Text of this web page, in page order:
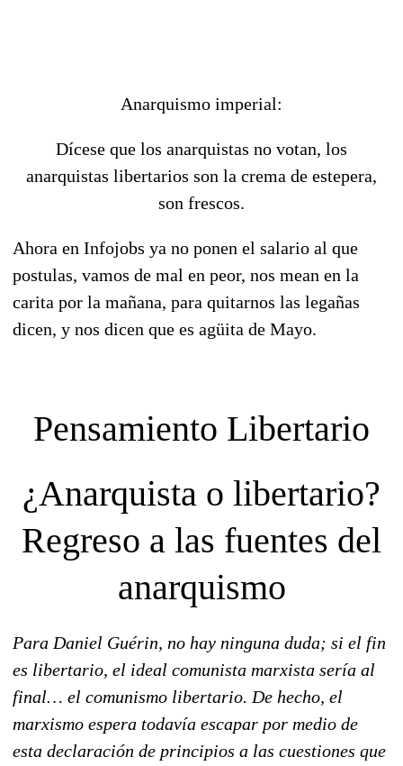
Anarquismo imperial:
Dícese que los anarquistas no votan, los
anarquistas libertarios son la crema de estepera,
son frescos.
Ahora en Infojobs ya no ponen el salario al que
postulas, vamos de mal en peor, nos mean en la
carita por la mañana, para quitarnos las legañas
dicen, y nos dicen que es agüita de Mayo.
Pensamiento Libertario
¿Anarquista o libertario?
Regreso a las fuentes del
anarquismo
Para Daniel Guérin, no hay ninguna duda; si el fin
es libertario, el ideal comunista marxista sería al
final… el comunismo libertario. De hecho, el
marxismo espera todavía escapar por medio de
esta declaración de principios a las cuestiones que